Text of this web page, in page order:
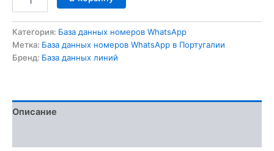
Категория: База данных номеров WhatsApp
Метка: База данных номеров WhatsApp в Португалии
Бренд: База данных линий
Описание